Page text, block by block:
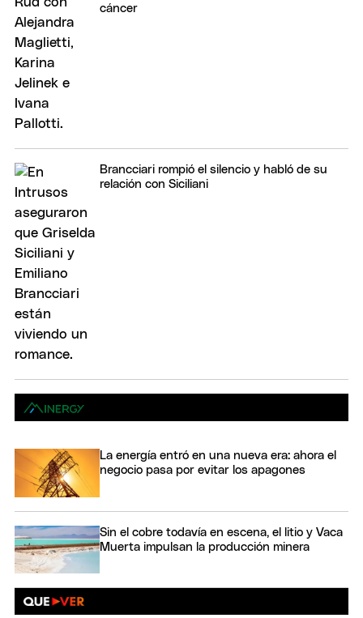
cáncer
Brancciari rompió el silencio y habló de su
relación con Siciliani
La energía entró en una nueva era: ahora el
negocio pasa por evitar los apagones
Sin el cobre todavía en escena, el litio y Vaca
Muerta impulsan la producción minera